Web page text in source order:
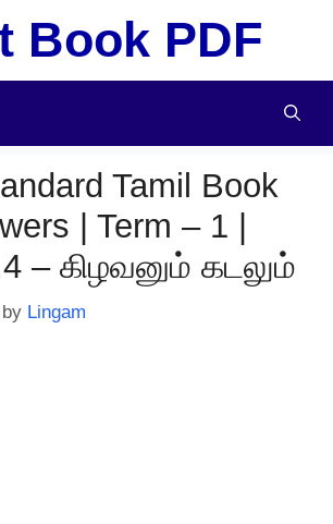
Book PDF
Tamil Book
| Term – 1 |
– கிழவனும் கடலும்
by Lingam